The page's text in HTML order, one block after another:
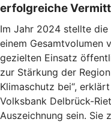
erfolgreiche
Im Jahr 2024 stellte
einem Gesamtvolumen
gezielten Einsatz
zur Stärkung der
Klimaschutz bei“,
Volksbank Delbrück-
Auszeichnung sein. Sie